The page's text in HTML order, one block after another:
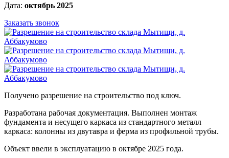
Дата: октябрь 2025
Заказать звонок
Получено разрешение на строительство под ключ.
Разработана рабочая документация. Выполнен монтаж
фундамента и несущего каркаса из стандартного металл
каркаса: колонны из двутавра и ферма из профильной трубы.
Объект ввели в эксплуатацию в октябре 2025 года.